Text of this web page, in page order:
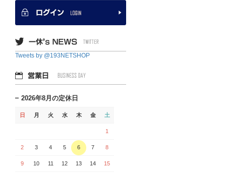
Tweets by @193NETSHOP
2026年8月の定休日
日 月 火 水 木 金 土
1
2 3 4 5 6 7 8
9 10 11 12 13 14 15